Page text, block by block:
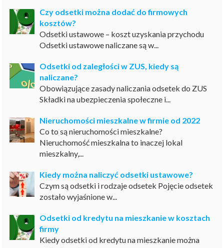
Czy odsetki można dodać do firmowych
kosztów?
Odsetki ustawowe – koszt uzyskania przychodu
Odsetki ustawowe naliczane są w...
Odsetki od zaległości w ZUS, kiedy są
naliczane?
Obowiązujące zasady naliczania odsetek do ZUS
Składki na ubezpieczenia społeczne i...
Nieruchomości mieszkalne w firmie od 2022
Co to są nieruchomości mieszkalne?
Nieruchomość mieszkalna to inaczej lokal
mieszkalny,...
Kiedy można naliczyć odsetki ustawowe?
Czym są odsetki i rodzaje odsetek Pojęcie odsetek
zostało wyjaśnione w...
Odsetki od kredytu na mieszkanie w kosztach
firmy
Kiedy odsetki od kredytu na mieszkanie można